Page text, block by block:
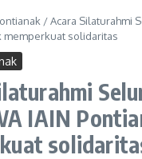
/Acara Silaturahmi
memperkuat solidaritas
IAIN